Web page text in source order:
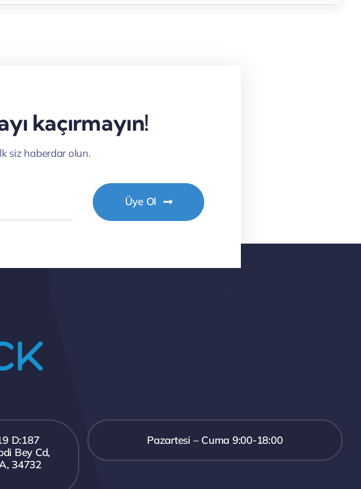
kaçırmayın!
siz haberdar olun.
Üye Ol
D:187
Bey Cd,
34732
Pazartesi – Cuma 9:00-18:00